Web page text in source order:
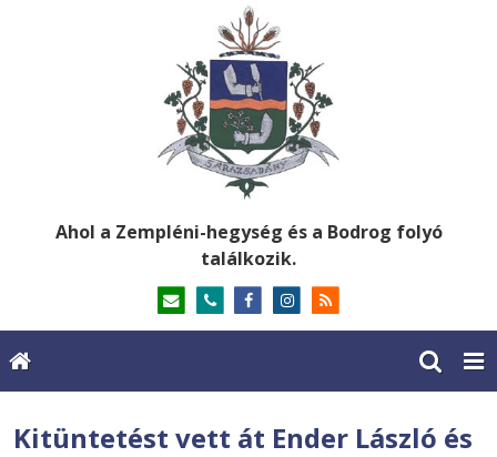
Ahol a Zempléni-hegység és a Bodrog folyó
találkozik.
Kitüntetést vett át Ender László és